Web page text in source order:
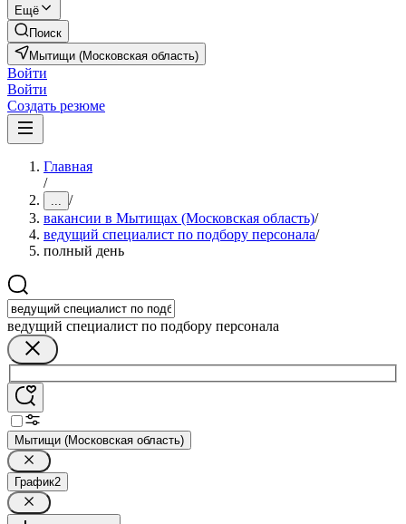
Ещё
Поиск
Мытищи (Московская область)
Войти
Войти
Создать резюме
Главная
/
... /
вакансии в Мытищах (Московская область)/
ведущий специалист по подбору персонала/
полный день
ведущий специалист по подбору персонала
Мытищи (Московская область)
График2